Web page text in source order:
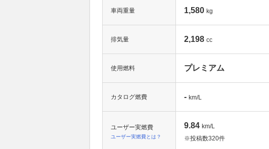
車両重量 1,580 kg
排気量 2,198 cc
使用燃料 プレミアム
カタログ燃費 - km/L
ユーザー実燃費
ユーザー実燃費とは？
9.84 km/L
※投稿数320件